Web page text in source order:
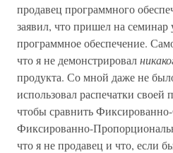
продавец программного
заявил, что пришел на семинар
программное обеспечение.
что я не демонстрировал
продукта. Со мной даже не
использовал распечатки
чтобы сравнить
Фиксированно-
что я не продавец и что, если